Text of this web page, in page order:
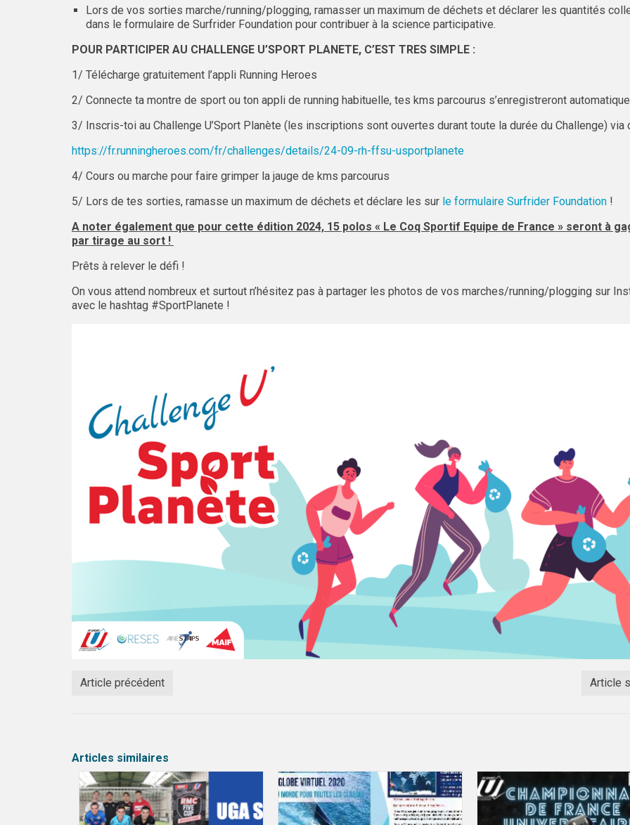
Lors de vos sorties marche/running/plogging, ramasser un maximum de déchets et déclarer les quantités
dans le formulaire de Surfrider Foundation pour contribuer à la science participative.
POUR PARTICIPER AU CHALLENGE U’SPORT PLANETE, C’EST TRES SIMPLE :
1/ Télécharge gratuitement l’appli Running Heroes
2/ Connecte ta montre de sport ou ton appli de running habituelle, tes kms parcourus s’enregistreront
3/ Inscris-toi au Challenge U’Sport Planète (les inscriptions sont ouvertes durant toute la durée du Challenge) via
https://fr.runningheroes.com/fr/challenges/details/24-09-rh-ffsu-usportplanete
4/ Cours ou marche pour faire grimper la jauge de kms parcourus
5/ Lors de tes sorties, ramasse un maximum de déchets et déclare les sur le formulaire Surfrider Foundation !
A noter également que pour cette édition 2024, 15 polos « Le Coq Sportif Equipe de France » seront à
par tirage au sort !
Prêts à relever le défi !
On vous attend nombreux et surtout n’hésitez pas à partager les photos de vos marches/running/plogging sur
avec le hashtag #SportPlanete !
Article précédent Article
Articles similaires